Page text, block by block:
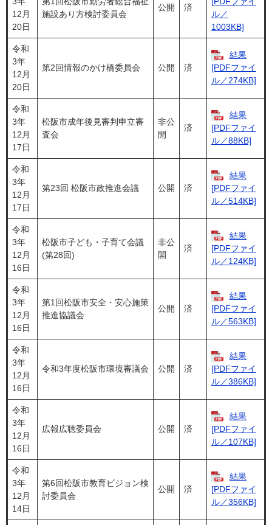
12月
20日
施設あり方検討委員会
公開 済
ル／
1003KB]
令和
3年
12月
20日
第2回情報のかけ橋委員会 公開 済
結果
[PDFファイ
ル／274KB]
令和
3年
12月
17日
松阪市成年後見審判申立審
査会
非公
開
済
結果
[PDFファイ
ル／88KB]
令和
3年
12月
17日
第23回 松阪市政推進会議 公開 済
結果
[PDFファイ
ル／514KB]
令和
3年
12月
16日
松阪市子ども・子育て会議
(第28回)
非公
開
済
結果
[PDFファイ
ル／124KB]
令和
3年
12月
16日
第1回松阪市安全・安心施策
推進協議会
公開 済
結果
[PDFファイ
ル／563KB]
令和
3年
12月
16日
令和3年度松阪市環境審議会 公開 済
結果
[PDFファイ
ル／386KB]
令和
3年
12月
16日
広報広聴委員会 公開 済
結果
[PDFファイ
ル／107KB]
令和
3年
12月
14日
第6回松阪市教育ビジョン検
討委員会
公開 済
結果
[PDFファイ
ル／356KB]